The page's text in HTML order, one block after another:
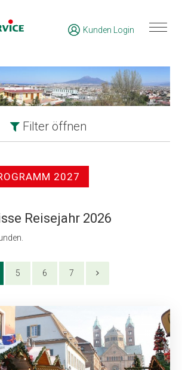
Kunden Login
Filter öffnen
2027
Reisejahr 2026
5 6 7